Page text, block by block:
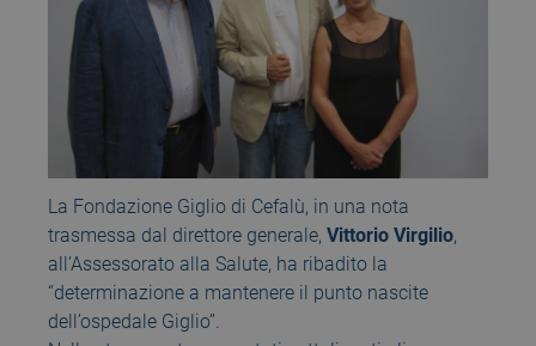
La Fondazione Giglio di Cefalù, in una nota
trasmessa dal direttore generale, Vittorio Virgilio,
all’Assessorato alla Salute, ha ribadito la
“determinazione a mantenere il punto nascite
dell’ospedale Giglio”.